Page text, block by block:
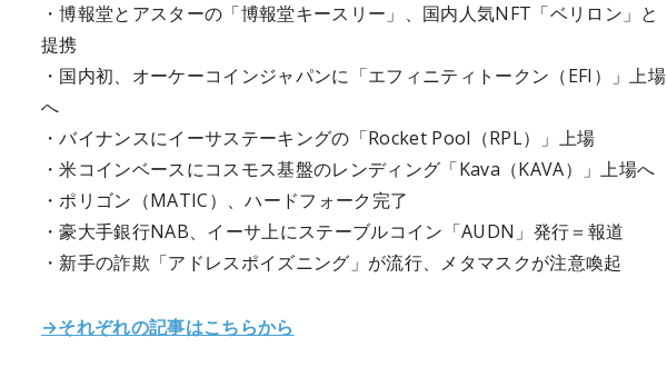
・博報堂とアスターの「博報堂キースリー」、国内人気NFT「ベリロン」と
提携
・国内初、オーケーコインジャパンに「エフィニティトークン（EFI）」上場
へ
・バイナンスにイーサステーキングの「Rocket Pool（RPL）」上場
・米コインベースにコスモス基盤のレンディング「Kava（KAVA）」上場へ
・ポリゴン（MATIC）、ハードフォーク完了
・豪大手銀行NAB、イーサ上にステーブルコイン「AUDN」発行＝報道
・新手の詐欺「アドレスポイズニング」が流行、メタマスクが注意喚起
→それぞれの記事はこちらから